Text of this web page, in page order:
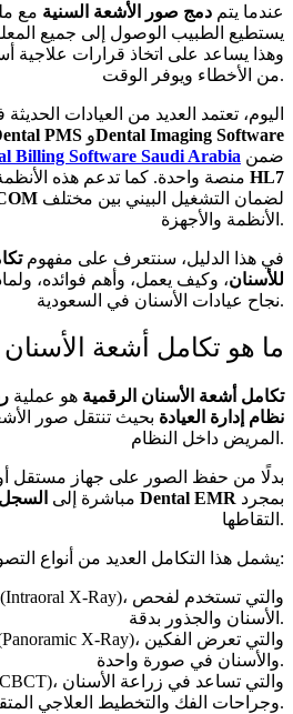
عندما يتم دمج صور الأشعة السنية مع
يستطيع الطبيب الوصول إلى جميع
وهذا يساعد على اتخاذ قرارات علاجية
من الأخطاء ويوفر الوقت.
اليوم، تعتمد العديد من العيادات
PMS وDental Imaging Software
Billing Software Saudi Arabia
HL7
الأنظمة والأجهزة.
في هذا الدليل، سنتعرف على مفهوم
للأسنان، وكيف يعمل، وأهم فوائده،
نجاح عيادات الأسنان في السعودية.
ما هو تكامل أشعة الأسنان
تكامل أشعة الأسنان الرقمية هو عملية
نظام إدارة العيادة بحيث تنتقل صور
المريض داخل النظام.
بدلًا من حفظ الصور على جهاز مستقل أو
مباشرة إلى Dental EMR
التقاطها.
يشمل هذا التكامل العديد من أنواع التصوير مثل:
الأسنان والجذور بدقة.
والأسنان في صورة واحدة.
وجراحات الفك والتخطيط العلاجي المتقدم.